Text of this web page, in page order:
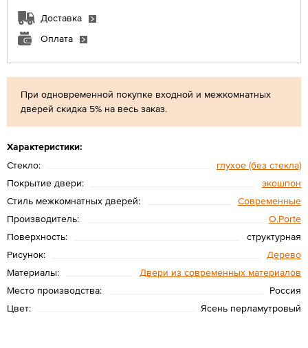
При одновременной покупке входной и межкомнатных
дверей скидка 5% на весь заказ.
Характеристики:
Стекло:
глухое (без стекла)
Покрытие двери:
экошпон
Стиль межкомнатных дверей:
Современные
Производитель:
O.Porte
Поверхность:
структурная
Рисунок:
Дерево
Материалы:
Двери из современных материалов
Место производства:
Россия
Цвет:
Ясень перламутровый
Доставка
Оплата